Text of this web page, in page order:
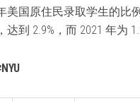
美国原住民录取学生的比
达到 2.9%，而 2021 年为